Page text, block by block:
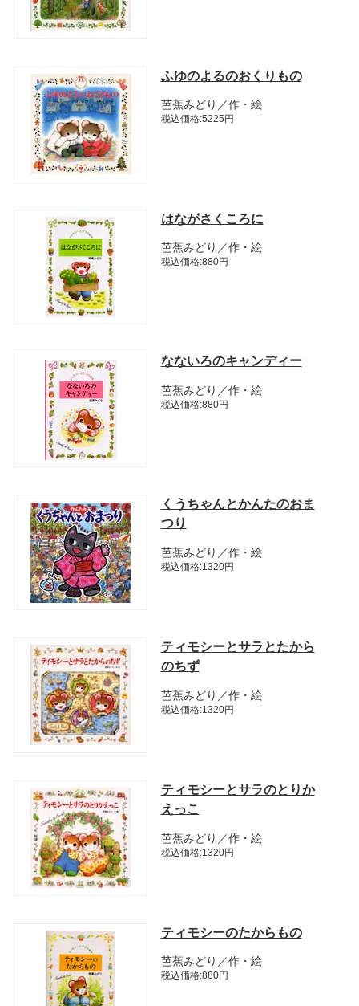
ふゆのよるのおくりもの
芭蕉みどり／作・絵
税込価格:5225円
はながさくころに
芭蕉みどり／作・絵
税込価格:880円
なないろのキャンディー
芭蕉みどり／作・絵
税込価格:880円
くうちゃんとかんたのおま
つり
芭蕉みどり／作・絵
税込価格:1320円
ティモシーとサラとたから
のちず
芭蕉みどり／作・絵
税込価格:1320円
ティモシーとサラのとりか
えっこ
芭蕉みどり／作・絵
税込価格:1320円
ティモシーのたからもの
芭蕉みどり／作・絵
税込価格:880円